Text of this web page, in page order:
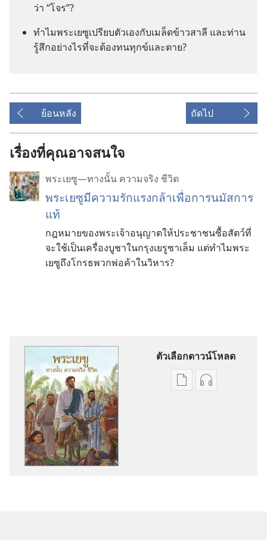
ว่า “โจร”?
ทำไม​พระ​เยซู​เปรียบ​ตัว​เอง​กับ​เมล็ด​ข้าว​สาลี และ​ท่าน​
รู้สึก​อย่าง​ไร​ที่​จะ​ต้อง​ทน​ทุกข์​และ​ตาย?
ย้อนหลัง ถัดไป
เรื่องที่คุณอาจสนใจ
พระเยซู—ทางนั้น ความจริง ชีวิต
พระเยซูมีความรักแรงกล้าเพื่อการนมัสการ
แท้
กฎหมายของพระเจ้าอนุญาตให้ประชาชนซื้อสัตว์ที่
จะใช้เป็นเครื่องบูชาในกรุงเยรูซาเล็ม แต่ทำไมพระ
เยซูถึงโกรธพวกพ่อค้าในวิหาร?
ตัวเลือกดาวน์โหลด
ตัว
ตัว